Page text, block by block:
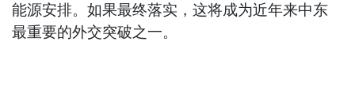
能源安排。如果最终落实，这将成为近年来中东
最重要的外交突破之一。